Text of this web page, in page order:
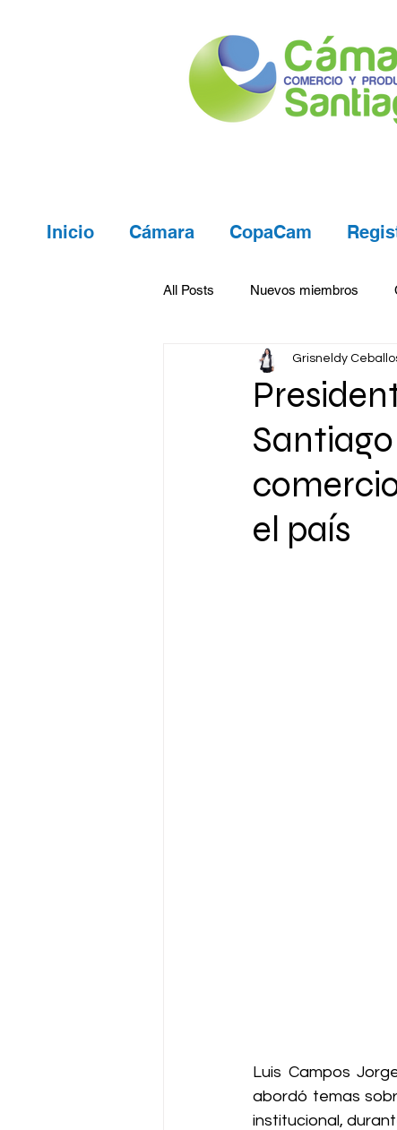
Inicio Cámara CopaCam
All Posts Nuevos miembros
el país
Grisneldy
Luis Campos
abordó temas
institucional,